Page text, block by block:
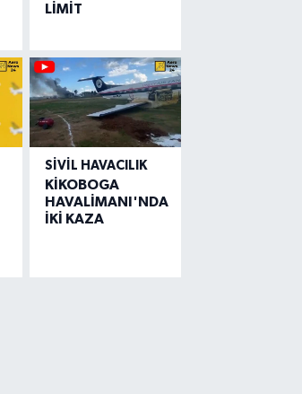
LİMİT
SIVIL HAVACILIK
KİKOBOGA
HAVALİMANI'NDA
İKİ KAZA